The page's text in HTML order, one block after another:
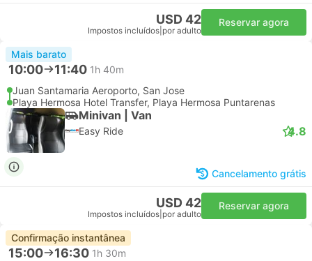
USD 42
Impostos incluídos por adulto
Reservar agora
Mais barato
10:00 11:40 1h 40m
Juan Santamaria Aeroporto, San Jose
Playa Hermosa Hotel Transfer, Playa Hermosa Puntarenas
Minivan | Van
Easy Ride 4.8
Cancelamento grátis
USD 42
Impostos incluídos por adulto
Reservar agora
Confirmação instantânea
15:00 16:30 1h 30m